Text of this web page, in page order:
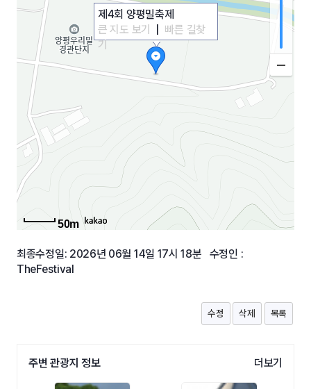
제4회 양평밀축제
큰 지도 보기
빠른 길찾
기
50m
최종수정일: 2026년 06월 14일 17시 18분 수정인 :
TheFestival
수정 삭제 목록
주변 관광지 정보 더보기